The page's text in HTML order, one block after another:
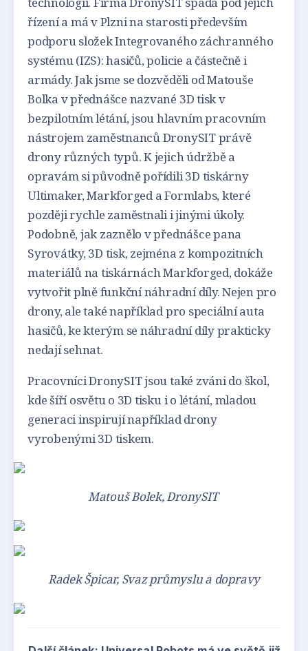
řízení a má v Plzni na starosti především
podporu složek Integrovaného záchranného
systému (IZS): hasičů, policie a částečně i
armády. Jak jsme se dozvěděli od Matouše
Bolka v přednášce nazvané 3D tisk v
bezpilotním létání, jsou hlavním pracovním
nástrojem zaměstnanců DronySIT právě
drony různých typů. K jejich údržbě a
opravám si původně pořídili 3D tiskárny
Ultimaker, Markforged a Formlabs, které
později rychle zaměstnali i jinými úkoly.
Podobně, jak zaznělo v přednášce pana
Syrovátky, 3D tisk, zejména z kompozitních
materiálů na tiskárnách Markforged, dokáže
vytvořit plně funkční náhradní díly. Nejen pro
drony, ale také například pro speciální auta
hasičů, ke kterým se náhradní díly prakticky
nedají sehnat.
Pracovníci DronySIT jsou také zváni do škol,
kde šíří osvětu o 3D tisku i o létání, mladou
generaci inspirují například drony
vyrobenými 3D tiskem.
Matouš Bolek, DronySIT
Radek Špicar, Svaz průmyslu a dopravy